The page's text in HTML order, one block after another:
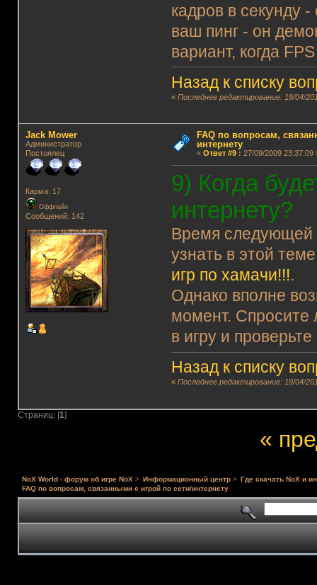
кадров в секунду
ваш пинг - он
вариант, когда
Назад к списку
«Последнее редактирование: 19/04/
Jack Mower
Администратор
Постоялец
Карма: 17
Оффлайн
Сообщений: 142
FAQ по вопросам,
интернету
« Ответ #9: 27/09/2009 23:37:09
9) Когда
интернету?
Время следующей
узнать в этой
игр по хамачи!!!.
Однако вполне
момент. Спросите
в игру и
Назад к списку
«Последнее редактирование: 19/04/
Страниц: [1]
«
NoX World - форум об игре NoX > Информационный центр > Где скачать NoX и
FAQ по вопросам, связанными с игрой по сети/интернету